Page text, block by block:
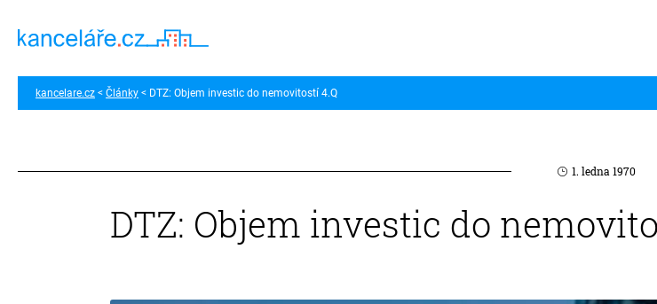
kancelare.cz Články DTZ: Objem investic do nemovitostí 4.Q
1. ledna 1970
DTZ: Objem investic do